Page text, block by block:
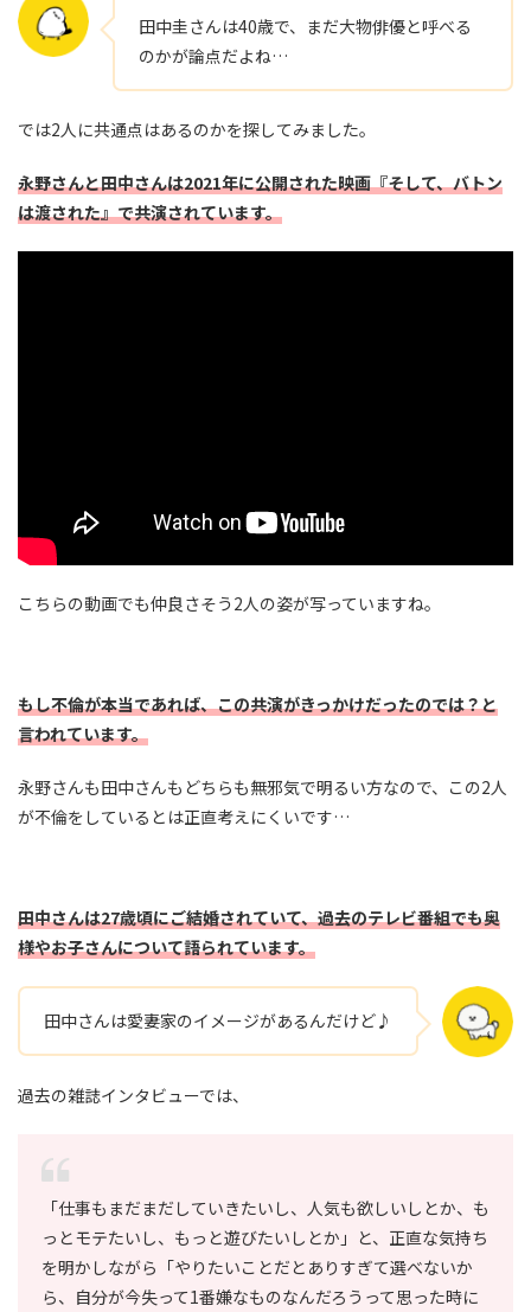
田中圭さんは40歳で、まだ大物俳優と呼べる
のかが論点だよね…
では2人に共通点はあるのかを探してみました。
永野さんと田中さんは2021年に公開された映画『そして、バトン
は渡された』で共演されています。
こちらの動画でも仲良さそう2人の姿が写っていますね。
もし不倫が本当であれば、この共演がきっかけだったのでは？と
言われています。
永野さんも田中さんもどちらも無邪気で明るい方なので、この2人
が不倫をしているとは正直考えにくいです…
田中さんは27歳頃にご結婚されていて、過去のテレビ番組でも奥
様やお子さんについて語られています。
田中さんは愛妻家のイメージがあるんだけど♪
過去の雑誌インタビューでは、
「仕事もまだまだしていきたいし、人気も欲しいしとか、も
っとモテたいし、もっと遊びたいしとか」と、正直な気持ち
を明かしながら「やりたいことだとありすぎて選べないか
ら、自分が今失って1番嫌なものなんだろうって思った時に